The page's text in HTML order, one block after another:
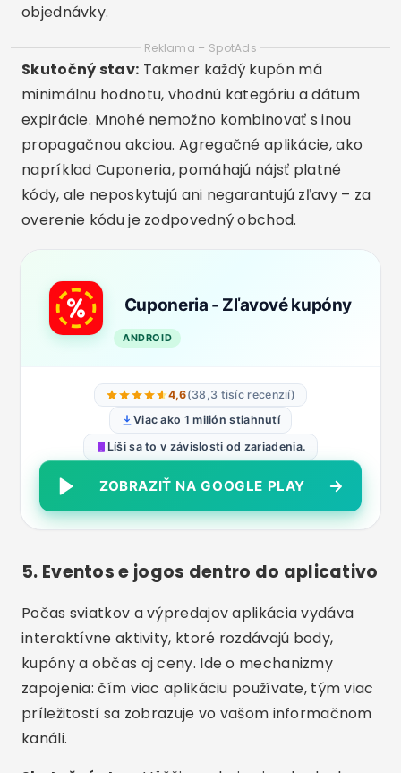
objednávky.
Reklama – SpotAds
Skutočný stav: Takmer každý kupón má
minimálnu hodnotu, vhodnú kategóriu a dátum
expirácie. Mnohé nemožno kombinovať s inou
propagačnou akciou. Agregačné aplikácie, ako
napríklad Cuponeria, pomáhajú nájsť platné
kódy, ale neposkytujú ani negarantujú zľavy – za
overenie kódu je zodpovedný obchod.
Cuponeria - Zľavové kupóny
ANDROID
4,6(38,3 tisíc recenzií)
Viac ako 1 milión stiahnutí
Líši sa to v závislosti od zariadenia.
ZOBRAZIŤ NA GOOGLE PLAY
5. Eventos e jogos dentro do aplicativo
Počas sviatkov a výpredajov aplikácia vydáva
interaktívne aktivity, ktoré rozdávajú body,
kupóny a občas aj ceny. Ide o mechanizmy
zapojenia: čím viac aplikáciu používate, tým viac
príležitostí sa zobrazuje vo vašom informačnom
kanáli.